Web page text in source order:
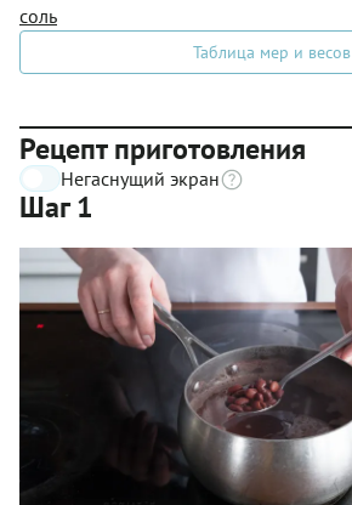
соль
Таблица мер и весов
Рецепт приготовления
Негаснущий экран
Шаг 1